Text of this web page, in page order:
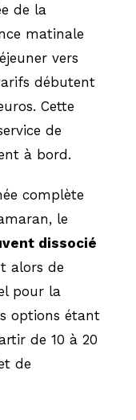
de la
matinale
vers
débutent
Cette
de
à bord.
complète
le
dissocié
alors de
pour la
options étant
de 10 à 20
de